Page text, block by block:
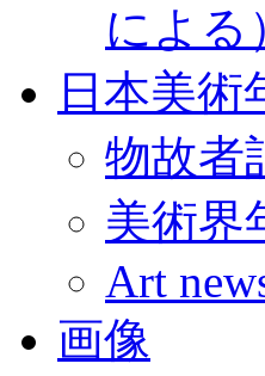
による
日本美術
物故者
美術界
Art
画像